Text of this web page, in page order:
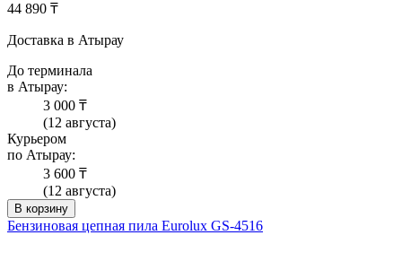
44 890 ₸
Доставка в Атырау
До терминала
в Атырау:
3 000 ₸
(12 августа)
Курьером
по Атырау:
3 600 ₸
(12 августа)
В корзину
Бензиновая цепная пила Eurolux GS-4516